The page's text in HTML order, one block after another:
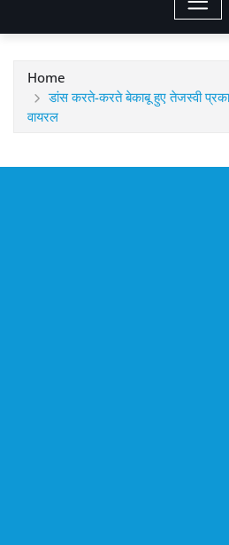
Home
डांस करते-करते बेकाबू हुए तेजस्वी
वायरल